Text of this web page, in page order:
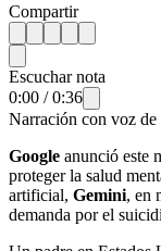
Compartir
Escuchar nota
0:00 /0:36
Narración con voz
Google anunció este
proteger la salud
artificial, Gemini, en
demanda por el